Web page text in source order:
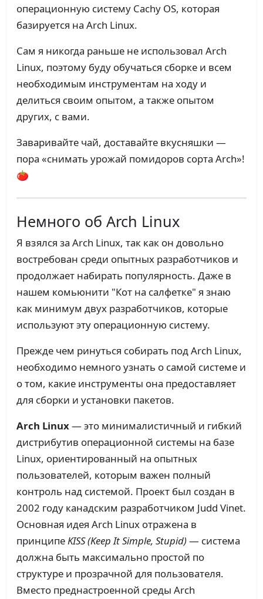
операционную систему Cachy OS, которая
базируется на Arch Linux.
Сам я никогда раньше не использовал Arch
Linux, поэтому буду обучаться сборке и всем
необходимым инструментам на ходу и
делиться своим опытом, а также опытом
других, с вами.
Заваривайте чай, доставайте вкусняшки —
пора «снимать урожай помидоров сорта Arch»!
🍅
Немного об Arch Linux
Я взялся за Arch Linux, так как он довольно
востребован среди опытных разработчиков и
продолжает набирать популярность. Даже в
нашем комьюнити "Кот на салфетке" я знаю
как минимум двух разработчиков, которые
используют эту операционную систему.
Прежде чем ринуться собирать под Arch Linux,
необходимо немного узнать о самой системе и
о том, какие инструменты она предоставляет
для сборки и установки пакетов.
Arch Linux— это минималистичный и гибкий
дистрибутив операционной системы на базе
Linux, ориентированный на опытных
пользователей, которым важен полный
контроль над системой. Проект был создан в
2002 году канадским разработчиком Judd Vinet.
Основная идея Arch Linux отражена в
принципеKISS (Keep It Simple, Stupid)— система
должна быть максимально простой по
структуре и прозрачной для пользователя.
Вместо преднастроенной среды Arch